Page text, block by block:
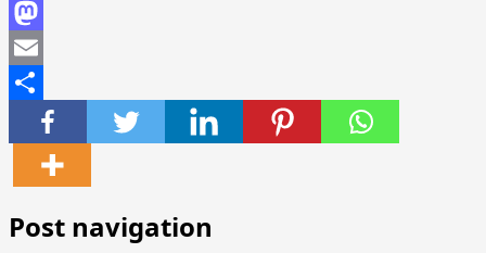
Facebook
Mastodon
Email
Share
Post navigation